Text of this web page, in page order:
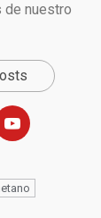
nuestro